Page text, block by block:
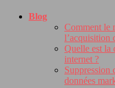
Blog
Comment le
l’acquisition
Quelle est la
internet ?
Suppression
données